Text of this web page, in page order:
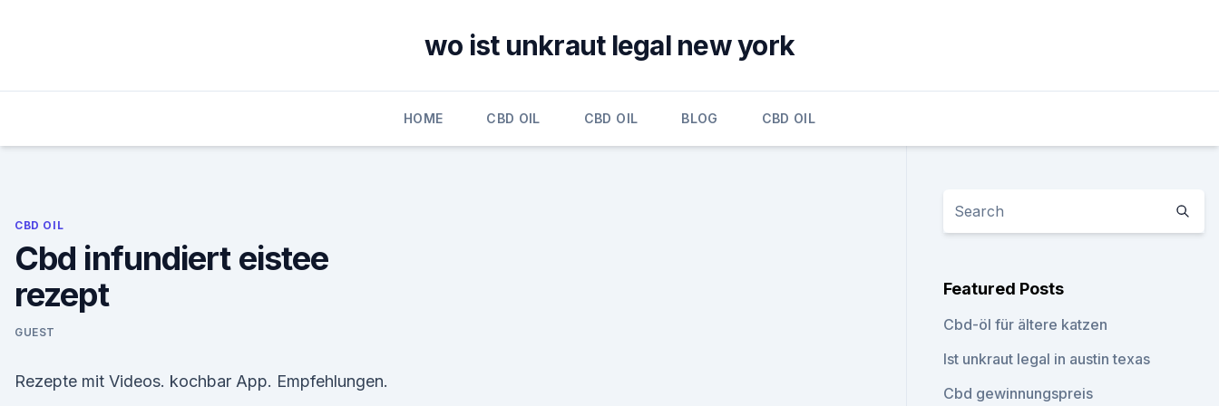
wo ist unkraut legal new york
HOME CBD OIL CBD OIL BLOG CBD OIL
CBD OIL
Cbd infundiert eistee
rezept
GUEST
Rezepte mit Videos. kochbar App. Empfehlungen.
Featured Posts
Cbd-öl für ältere katzen
Ist unkraut legal in austin texas
Cbd gewinnungspreis